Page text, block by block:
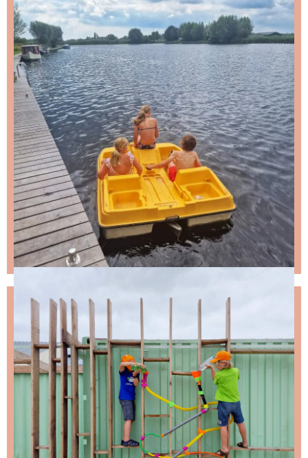
NIKS LEUKS MISSEN?
Schrijf je in voor de nieuwsbrief, dan stuur ik je
ongeveer twee keer per maand een leuke mail.
Stap 1 – vul je emailadres in en klik op de knop: